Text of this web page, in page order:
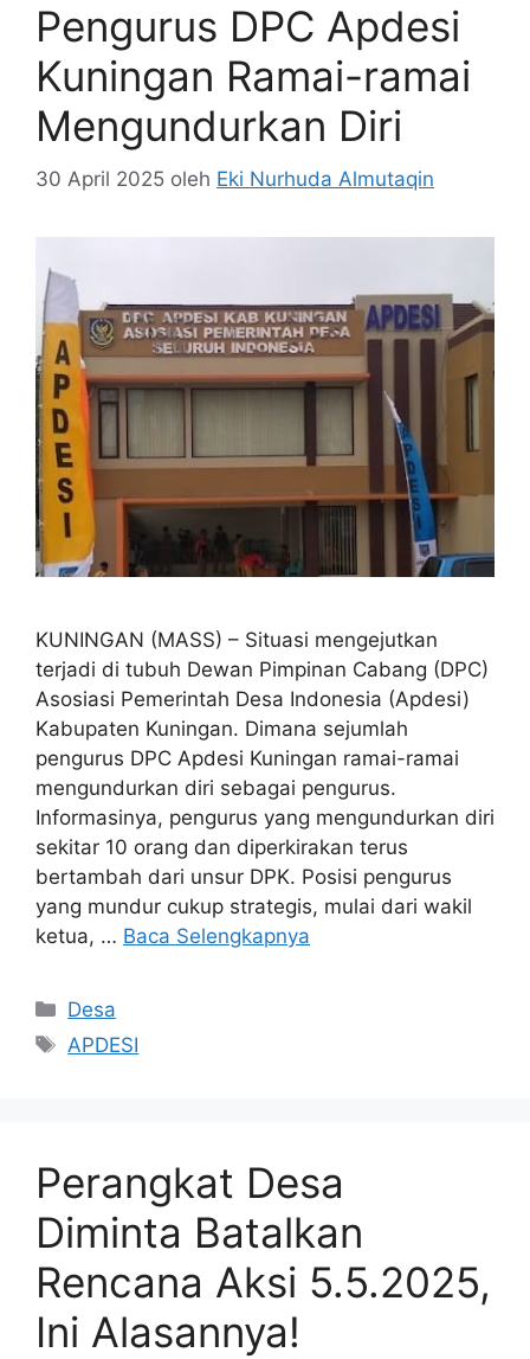
Pengurus DPC Apdesi
Kuningan Ramai-ramai
Mengundurkan Diri
30 April 2025 oleh Eki Nurhuda Almutaqin
KUNINGAN (MASS) – Situasi mengejutkan
terjadi di tubuh Dewan Pimpinan Cabang (DPC)
Asosiasi Pemerintah Desa Indonesia (Apdesi)
Kabupaten Kuningan. Dimana sejumlah
pengurus DPC Apdesi Kuningan ramai-ramai
mengundurkan diri sebagai pengurus.
Informasinya, pengurus yang mengundurkan diri
sekitar 10 orang dan diperkirakan terus
bertambah dari unsur DPK. Posisi pengurus
yang mundur cukup strategis, mulai dari wakil
ketua, … Baca Selengkapnya
Kategori
Desa
Tag
APDESI
Perangkat Desa
Diminta Batalkan
Rencana Aksi 5.5.2025,
Ini Alasannya!